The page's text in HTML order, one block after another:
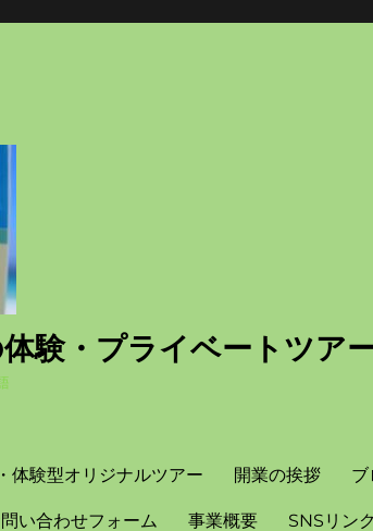
験・プライベートツア
体験型オリジナルツアー 開業の挨拶 ブ
い合わせフォーム 事業概要 SNSリンク